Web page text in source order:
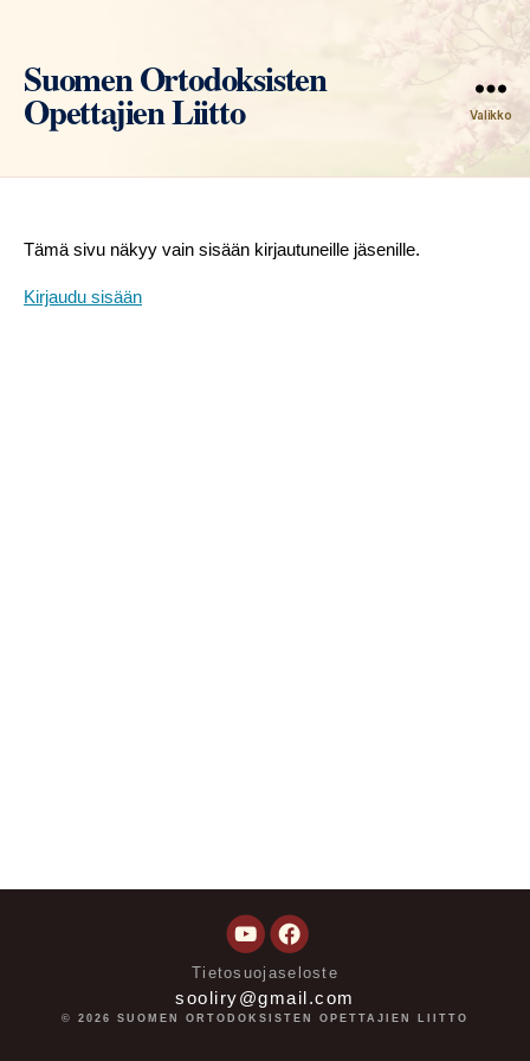
Suomen Ortodoksisten
Opettajien Liitto Valikko
Tämä sivu näkyy vain sisään kirjautuneille jäsenille.
Kirjaudu sisään
YoutubeFacebook
Tietosuojaseloste
sooliry@gmail.com
© 2026 SUOMEN ORTODOKSISTEN OPETTAJIEN LIITTO